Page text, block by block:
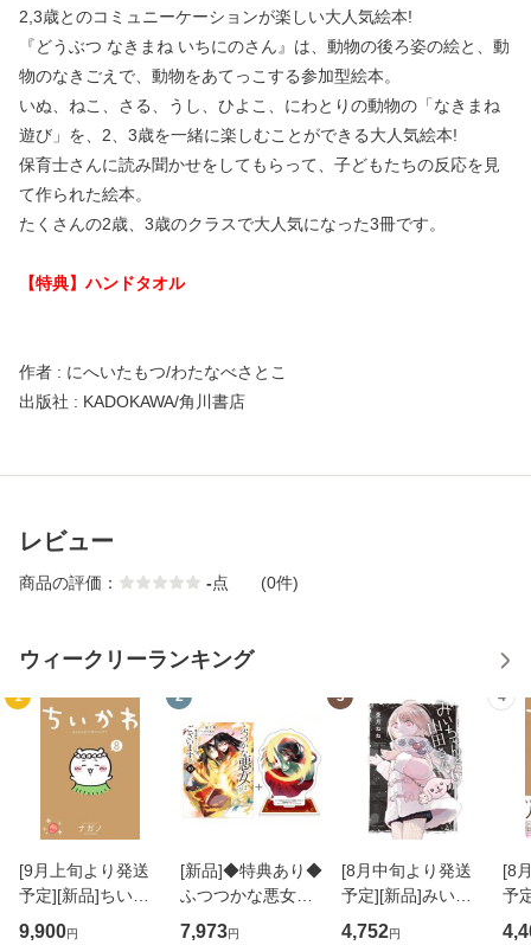
2,3歳とのコミュニーケーションが楽しい大人気絵本!
『どうぶつ なきまね いちにのさん』は、動物の後ろ姿の絵と、動
物のなきごえで、動物をあてっこする参加型絵本。
いぬ、ねこ、さる、うし、ひよこ、にわとりの動物の「なきまね
遊び」を、2、3歳を一緒に楽しむことができる大人気絵本!
保育士さんに読み聞かせをしてもらって、子どもたちの反応を見
て作られた絵本。
たくさんの2歳、3歳のクラスで大人気になった3冊です。
【特典】ハンドタオル
作者 : にへいたもつ/わたなべさとこ
出版社 : KADOKAWA/角川書店
レビュー
商品の評価： -点 (0件)
ウィークリーランキング
1
[9月上旬より発送
予定][新品]ちいか
わ なんか小さくて
9,900円
2
[新品]◆特典あり◆
ふつつかな悪女で
はございますが 〜
7,973円
3
[8月中旬より発送
予定][新品]みいち
ゃんと山田さん (1-
4,752円
4
[8
予
わ